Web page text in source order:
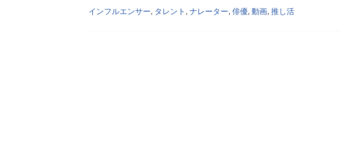
インフルエンサー, タレント , ナレーター, 俳優, 動画, 推し活